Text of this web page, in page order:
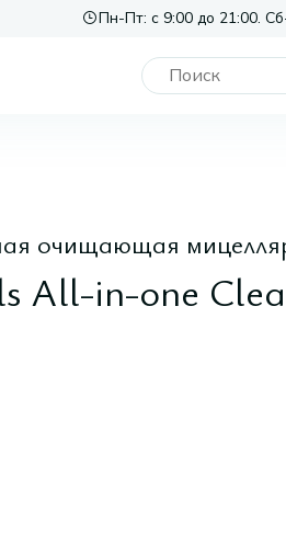
Пн-Пт: с 9:00 до 21:00.
очищающая
All-in-one